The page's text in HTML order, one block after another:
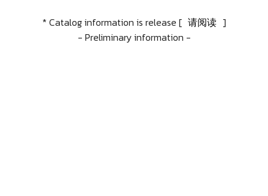
* Catalog information is release [ 请阅读 ]
- Preliminary information -